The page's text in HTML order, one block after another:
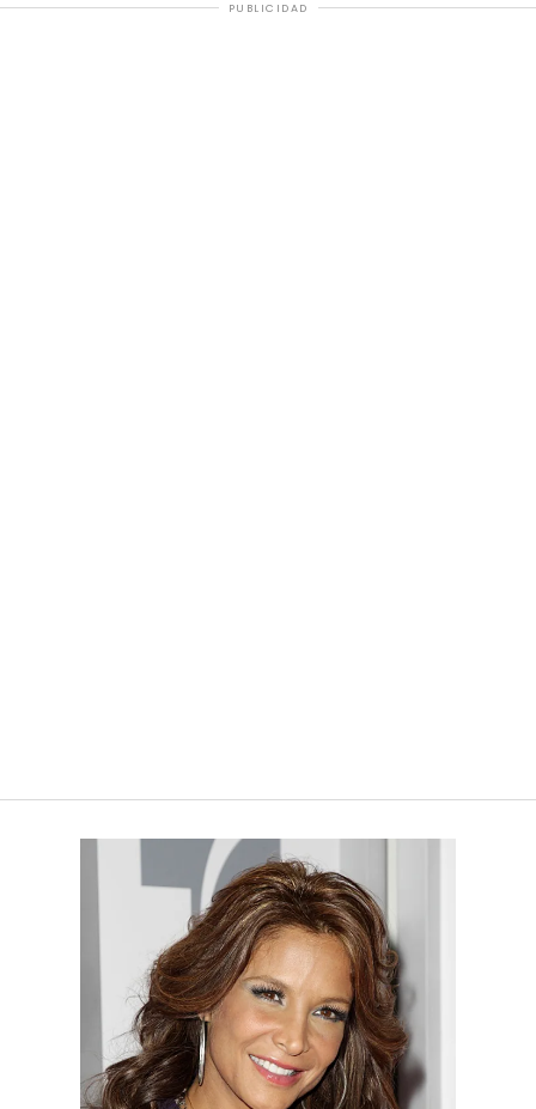
PUBLICIDAD